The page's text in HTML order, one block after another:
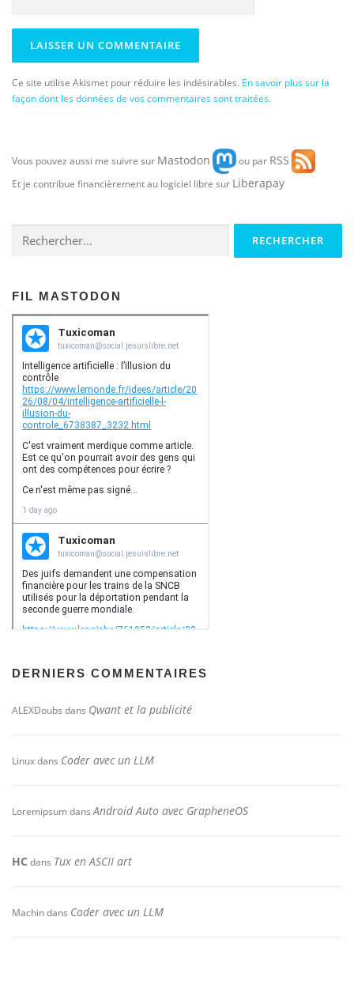
Ce site utilise Akismet pour réduire les indésirables. En savoir plus sur la
façon dont les données de vos commentaires sont traitées.
Vous pouvez aussi me suivre sur Mastodon ou par RSS
Et je contribue financièrement au logiciel libre sur Liberapay
FIL MASTODON
DERNIERS COMMENTAIRES
ALEXDoubs dans Qwant et la publicité
Linuxdans Coder avec un LLM
LoremipsumdansAndroid Auto avec GrapheneOS
HC dans Tux en ASCII art
Machindans Coder avec un LLM